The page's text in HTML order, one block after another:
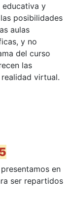
educativa y
posibilidades
aulas
y no
del curso
las
virtual.
en
ser repartidos